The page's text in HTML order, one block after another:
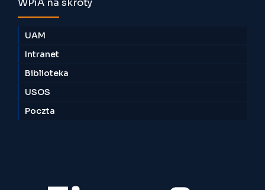
WPiA na skróty
UAM
Intranet
Biblioteka
USOS
Poczta